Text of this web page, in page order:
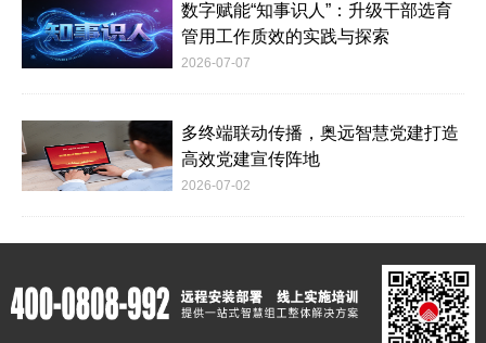
数字赋能“知事识人”：升级干部选育
管用工作质效的实践与探索
2026-07-07
多终端联动传播，奥远智慧党建打造
高效党建宣传阵地
2026-07-02